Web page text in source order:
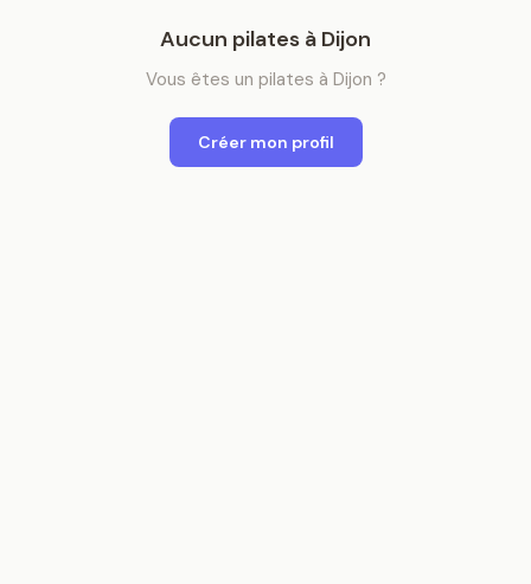
Aucun pilates à Dijon
Vous êtes un pilates à Dijon ?
Créer mon profil